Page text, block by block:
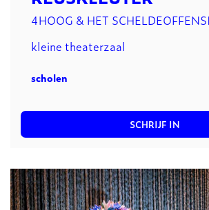
4HOOG & HET
kleine theaterzaal
scholen
SCHRIJF IN